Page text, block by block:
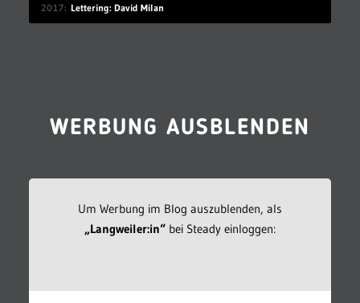
2017 Lettering: David Milan
WERBUNG AUSBLENDEN
Um Werbung im Blog auszublenden, als
„Langweiler:in“bei Steady einloggen: